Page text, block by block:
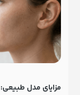
مزایای مدل طبیعی: